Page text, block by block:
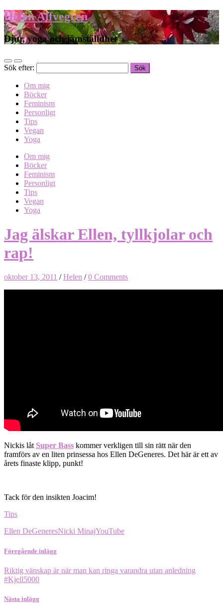
Helen Alfvegren
Djur, yoga och jämställdhet
Sök efter:
Om mig
Böcker
Feminism
Personligt
Tips
Vegan
Yoga
Om mig
Böcker
Feminism
Personligt
Tips
Vegan
Yoga
Jag älskar Ellen, tyllkjolar och
rap!
oktober 13, 2011 /Helen /0 Comments
Nickis låt Super Bass kommer verkligen till sin rätt när den
framförs av en liten prinsessa hos Ellen DeGeneres. Det här är ett av
årets finaste klipp, punkt!
Tack för den insikten Joacim!
Tips
Ellen DeGeneresNicki MinajYouTube
Föregående inlägg
Riktig vänskap är när man kan ringa varandra utan anledning
#Kjell5000
Nästa inlägg